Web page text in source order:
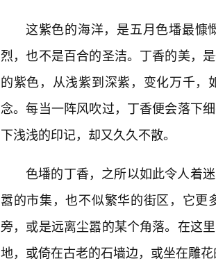
这紫色的海洋，是五月色墦最慷
烈，也不是百合的圣洁。丁香的美，
的紫色，从浅紫到深紫，变化万千
念。每当一阵风吹过，丁香便会落下
下浅浅的印记，却又久久不散。
色墦的丁香，之所以如此令人着
嚣的市集，也不似繁华的街区，它
旁，或是远离尘嚣的某个角落。在这
地，或倚在古老的石墙边，或坐在雕